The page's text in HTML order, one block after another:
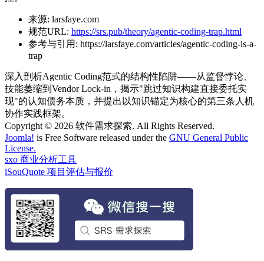
来源: larsfaye.com
规范URL: https://srs.pub/theory/agentic-coding-trap.html
参考与引用: https://larsfaye.com/articles/agentic-coding-is-a-
trap
深入剖析Agentic Coding范式的结构性陷阱——从监督悖论、
技能萎缩到Vendor Lock-in，揭示"跳过知识构建直接委托实
现"的认知债务本质，并提出以知识锚定为核心的第三条人机
协作实践框架。
Copyright © 2026 软件需求探索. All Rights Reserved.
Joomla! is Free Software released under the GNU General Public
License.
sxo 商业分析工具
iSouQuote 项目评估与报价